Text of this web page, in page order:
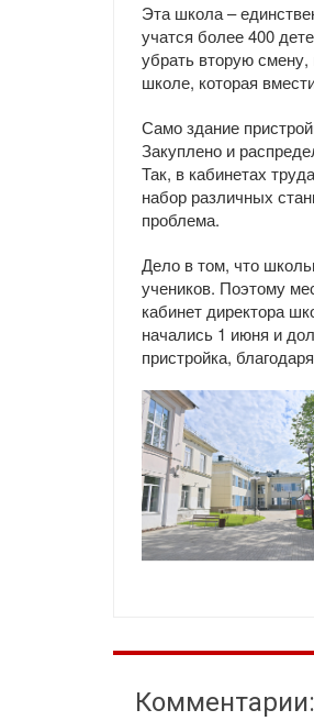
Эта школа –
учатся более 400
убрать вторую смену,
школе, которая
Само здание
Закуплено и
Так, в кабинетах
набор различных
проблема.
Дело в том, что
учеников. Поэтому
кабинет директора
начались 1 июня и
пристройка,
Комментарии: